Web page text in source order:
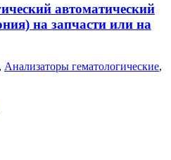
автоматический
на запчасти или на
, Анализаторы гематологические,